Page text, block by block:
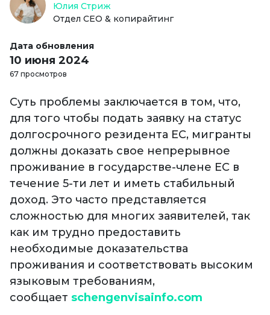
Юлия Стриж
Отдел СЕО & копирайтинг
Дата обновления
10 июня 2024
67 просмотров
Суть проблемы заключается в том, что,
для того чтобы подать заявку на статус
долгосрочного резидента ЕС, мигранты
должны доказать свое непрерывное
проживание в государстве-члене ЕС в
течение 5-ти лет и иметь стабильный
доход. Это часто представляется
сложностью для многих заявителей, так
как им трудно предоставить
необходимые доказательства
проживания и соответствовать высоким
языковым требованиям,
сообщает schengenvisainfo.com